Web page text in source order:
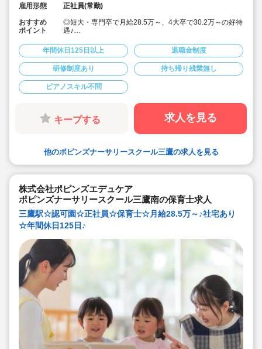
雇用形態
正社員(常勤)
おすすめ
ポイント
◎短大・専門卒で月給28.5万～、4大卒で30.2万～の好待
遇♪
のお子様の個性を伸ばすことを大切にされております。
◎週休2日制、年間休日125日とプライベートとも両立し
やすい♪
◎宿舎借上げ制度利用あります。
（社宅は火災保険料と引っ越し代以外はすべて法人様が
初期費用を負担）
◎連絡帳は全てタブレットで記載します
◎月の残業時間平均7時間以内。（残業代支給）持ち帰り
◎長期休暇も取得可能
◎福利厚生面、研修等も充実しており安心してご勤務頂
す！
年間休日125日以上 退職金制度
研修制度あり 持ち帰り残業無し
ピアノスキル不問
キープする 求人を見る
他のポピンズナーサリースクール三鷹の求人を見る
株式会社ポピンズエデュケア
ポピンズナーサリースクール三鷹南の保育士求人
三鷹駅☆認可園☆正社員☆保育士☆月給28.5万～♪社宅あり
☆年間休日125日♪